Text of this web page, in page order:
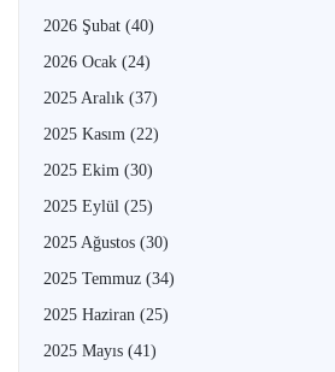
2026 Şubat (40)
2026 Ocak (24)
2025 Aralık (37)
2025 Kasım (22)
2025 Ekim (30)
2025 Eylül (25)
2025 Ağustos (30)
2025 Temmuz (34)
2025 Haziran (25)
2025 Mayıs (41)